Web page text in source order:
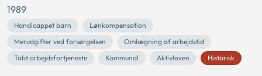
1989
Handicappet barn
Lønkompensation
Merudgifter ved forsørgelsen
Omlægning af arbejdstid
Tabt arbejdsfortjeneste
Kommunal Aktivloven Historisk